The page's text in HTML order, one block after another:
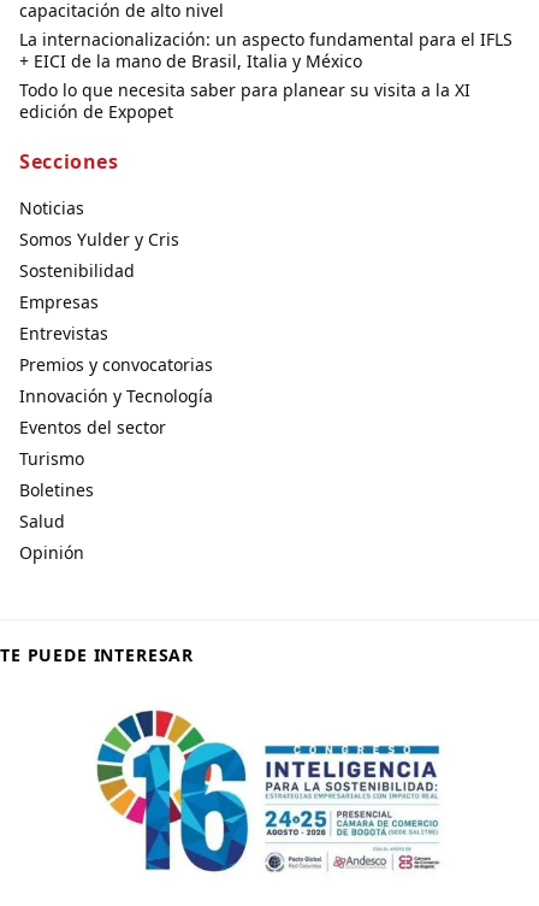
capacitación de alto nivel
La internacionalización: un aspecto fundamental para el IFLS
+ EICI de la mano de Brasil, Italia y México
Todo lo que necesita saber para planear su visita a la XI
edición de Expopet
Secciones
Noticias
Somos Yulder y Cris
Sostenibilidad
Empresas
Entrevistas
Premios y convocatorias
Innovación y Tecnología
Eventos del sector
Turismo
Boletines
Salud
Opinión
TE PUEDE INTERESAR